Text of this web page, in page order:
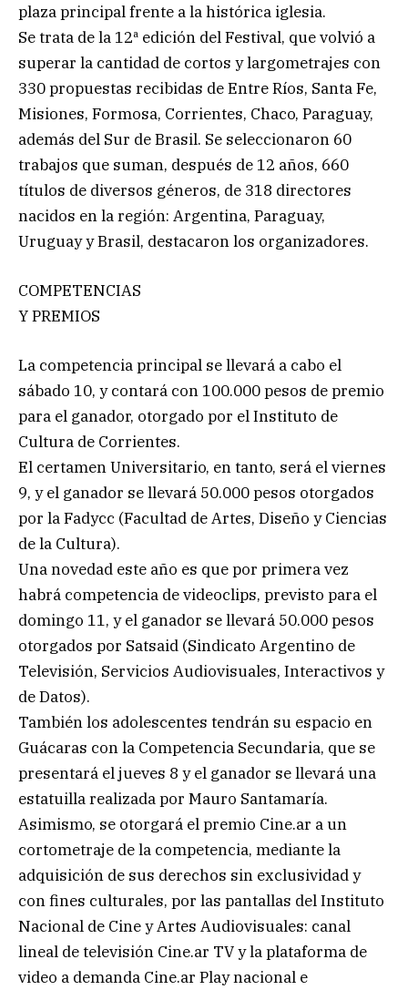
plaza principal frente a la histórica iglesia.
Se trata de la 12ª edición del Festival, que volvió a
superar la cantidad de cortos y largometrajes con
330 propuestas recibidas de Entre Ríos, Santa Fe,
Misiones, Formosa, Corrientes, Chaco, Paraguay,
además del Sur de Brasil. Se seleccionaron 60
trabajos que suman, después de 12 años, 660
títulos de diversos géneros, de 318 directores
nacidos en la región: Argentina, Paraguay,
Uruguay y Brasil, destacaron los organizadores.
COMPETENCIAS
Y PREMIOS
La competencia principal se llevará a cabo el
sábado 10, y contará con 100.000 pesos de premio
para el ganador, otorgado por el Instituto de
Cultura de Corrientes.
El certamen Universitario, en tanto, será el viernes
9, y el ganador se llevará 50.000 pesos otorgados
por la Fadycc (Facultad de Artes, Diseño y Ciencias
de la Cultura).
Una novedad este año es que por primera vez
habrá competencia de videoclips, previsto para el
domingo 11, y el ganador se llevará 50.000 pesos
otorgados por Satsaid (Sindicato Argentino de
Televisión, Servicios Audiovisuales, Interactivos y
de Datos).
También los adolescentes tendrán su espacio en
Guácaras con la Competencia Secundaria, que se
presentará el jueves 8 y el ganador se llevará una
estatuilla realizada por Mauro Santamaría.
Asimismo, se otorgará el premio Cine.ar a un
cortometraje de la competencia, mediante la
adquisición de sus derechos sin exclusividad y
con fines culturales, por las pantallas del Instituto
Nacional de Cine y Artes Audiovisuales: canal
lineal de televisión Cine.ar TV y la plataforma de
video a demanda Cine.ar Play nacional e